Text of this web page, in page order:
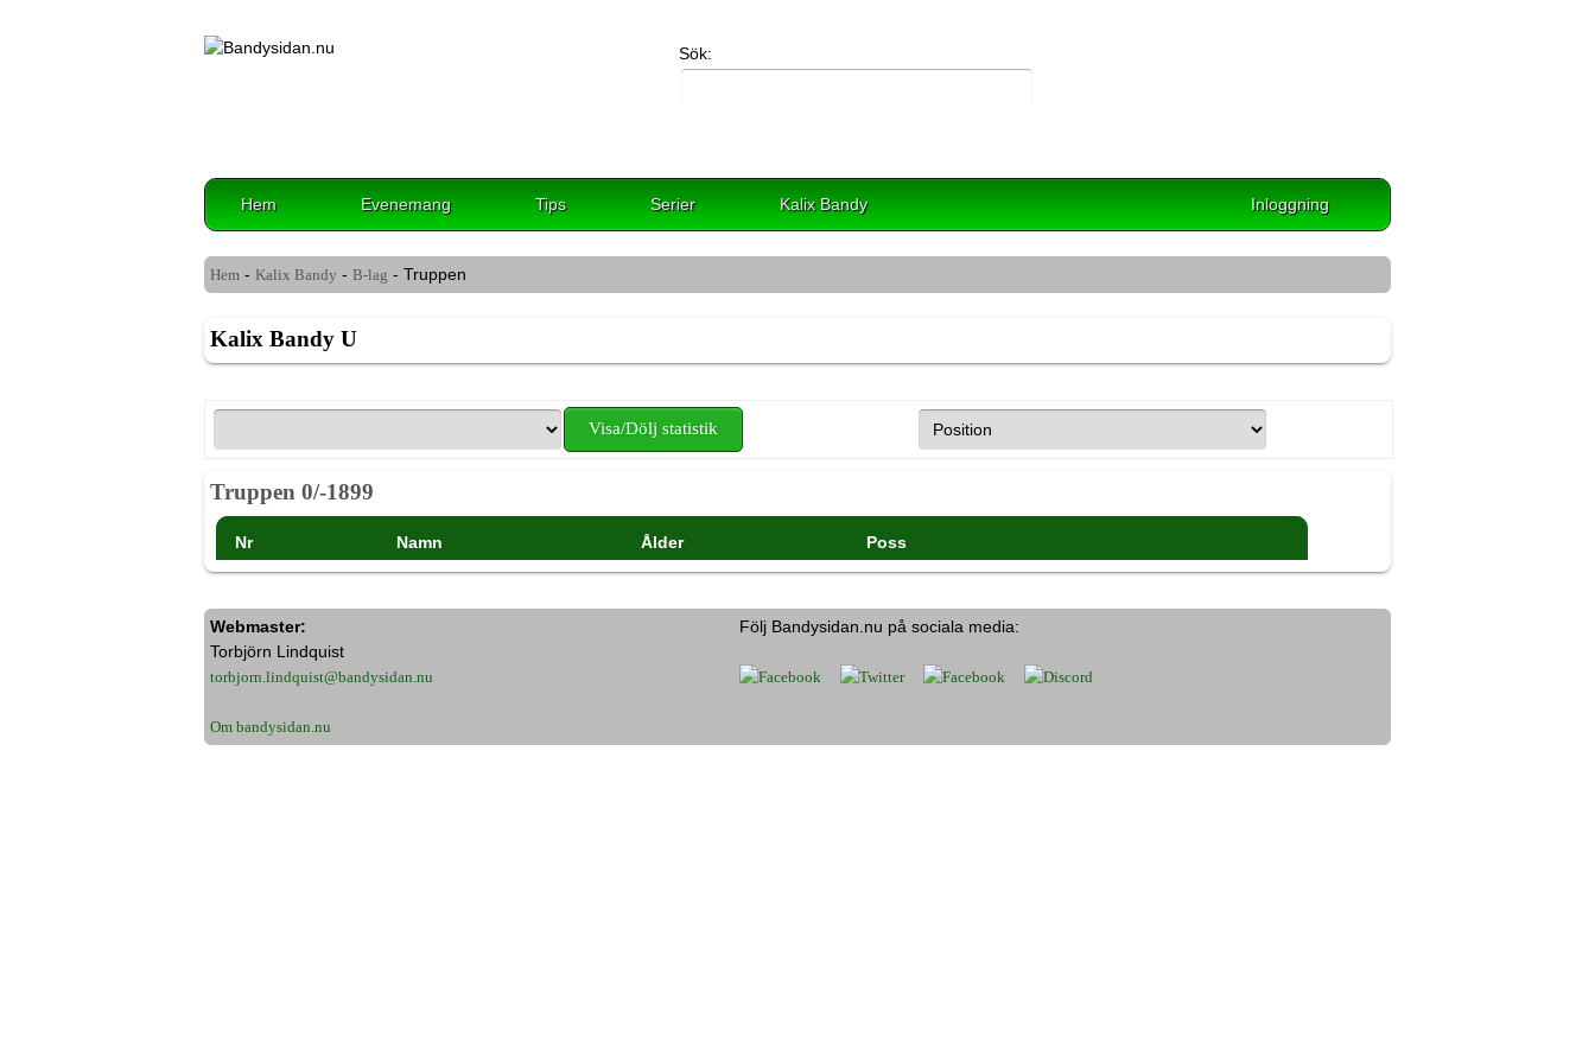
Sök:
Hem Evenemang Tips Serier Kalix Bandy Inloggning
Hem - Kalix Bandy - B-lag - Truppen
Kalix Bandy U
Visa/Dölj statistik
Truppen 0/-1899
Nr Namn Ålder Poss
Webmaster:
Torbjörn Lindquist
torbjorn.lindquist@bandysidan.nu
Om bandysidan.nu
Följ Bandysidan.nu på sociala media: